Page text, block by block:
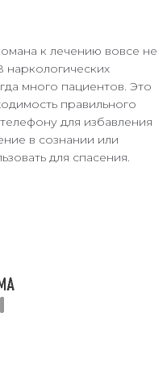
к лечению вовсе не
наркологических
много пациентов. Это
правильного
для избавления
в сознании или
для спасения.